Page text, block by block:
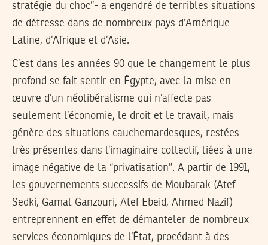
stratégie du choc’’- a engendré de terribles situations
de détresse dans de nombreux pays d’Amérique
Latine, d’Afrique et d’Asie.
C’est dans les années 90 que le changement le plus
profond se fait sentir en Égypte, avec la mise en
œuvre d’un néolibéralisme qui n’affecte pas
seulement l’économie, le droit et le travail, mais
génère des situations cauchemardesques, restées
très présentes dans l’imaginaire collectif, liées à une
image négative de la “privatisation”. A partir de 1991,
les gouvernements successifs de Moubarak (Atef
Sedki, Gamal Ganzouri, Atef Ebeid, Ahmed Nazif)
entreprennent en effet de démanteler de nombreux
services économiques de l’État, procédant à des